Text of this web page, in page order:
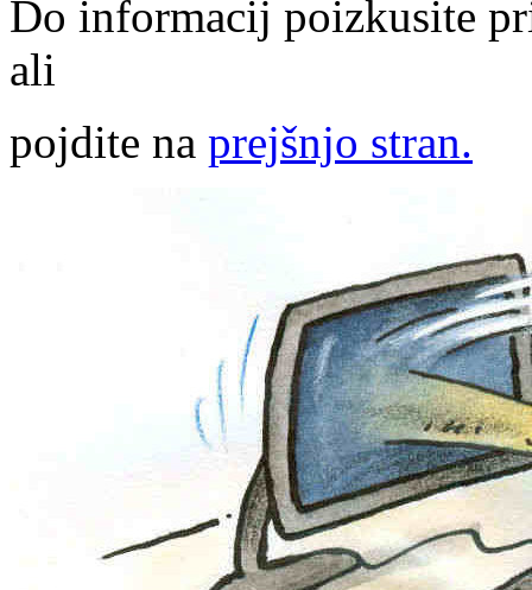
Do informacij poizkusite
ali
pojdite na prejšnjo stran.